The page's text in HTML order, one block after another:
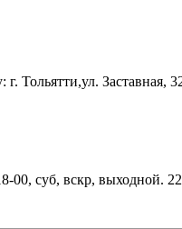
Тольятти,ул. Заставная,
00, суб, вскр, выходной.